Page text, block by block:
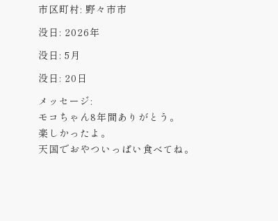
市区町村: 野々市市
没日: 2026年
没日: 5月
没日: 20日
メッセージ:
モコちゃん8年間ありがとう。
楽しかったよ。
天国でおやついっぱい食べてね。